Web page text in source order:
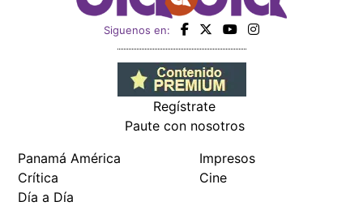
Siguenos en:
Regístrate
Paute con nosotros
Panamá América
Crítica
Día a Día
Impresos
Cine